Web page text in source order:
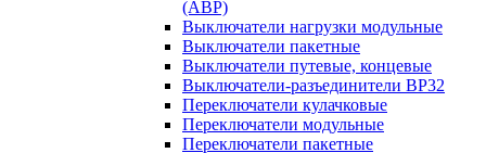
(АВР)
Выключатели нагрузки модульные
Выключатели пакетные
Выключатели путевые, концевые
Выключатели-разъединители ВР32
Переключатели кулачковые
Переключатели модульные
Переключатели пакетные